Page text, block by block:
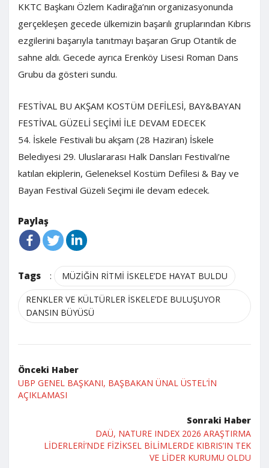
KKTC Başkanı Özlem Kadirağa’nın organizasyonunda
gerçekleşen gecede ülkemizin başarılı gruplarından Kıbrıs
ezgilerini başarıyla tanıtmayı başaran Grup Otantik de
sahne aldı. Gecede ayrıca Erenköy Lisesi Roman Dans
Grubu da gösteri sundu.
FESTİVAL BU AKŞAM KOSTÜM DEFİLESİ, BAY&BAYAN
FESTİVAL GÜZELİ SEÇİMİ İLE DEVAM EDECEK
54. İskele Festivali bu akşam (28 Haziran) İskele
Belediyesi 29. Uluslararası Halk Dansları Festivali’ne
katılan ekiplerin, Geleneksel Kostüm Defilesi & Bay ve
Bayan Festival Güzeli Seçimi ile devam edecek.
Paylaş
Tags : MÜZİĞİN RİTMİ İSKELE’DE HAYAT BULDU
RENKLER VE KÜLTÜRLER İSKELE’DE BULUŞUYOR
DANSIN BÜYÜSÜ
Önceki Haber
UBP GENEL BAŞKANI, BAŞBAKAN ÜNAL ÜSTEL’İN
AÇIKLAMASI
Sonraki Haber
DAÜ, NATURE INDEX 2026 ARAŞTIRMA
LİDERLERİ’NDE FİZİKSEL BİLİMLERDE KIBRIS’IN TEK
VE LİDER KURUMU OLDU